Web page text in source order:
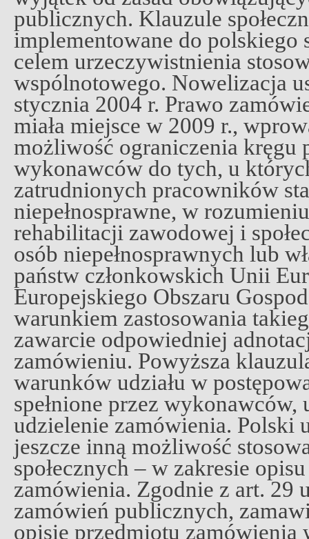
publicznych. Klauzule
implementowane do polskiego
celem urzeczywistnienia
wspólnotowego. Nowelizacja
stycznia 2004 r. Prawo
miała miejsce w 2009 r.,
możliwość ograniczenia kręgu
wykonawców do tych, u
zatrudnionych pracowników
niepełnosprawne, w
rehabilitacji zawodowej i
osób niepełnosprawnych lub
państw członkowskich Unii
Europejskiego Obszaru
warunkiem zastosowania
zawarcie odpowiedniej
zamówieniu. Powyższa
warunków udziału w
spełnione przez wykonawców,
udzielenie zamówienia. Polski
jeszcze inną możliwość
społecznych – w zakresie
zamówienia. Zgodnie z art. 29
zamówień publicznych,
opisie przedmiotu zamówienia